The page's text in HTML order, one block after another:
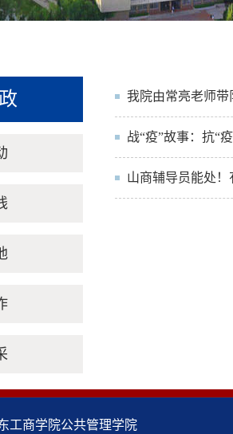
我院由常亮老师带
战“疫”故事：抗“
山商辅导员能处
工商学院公共管理学院